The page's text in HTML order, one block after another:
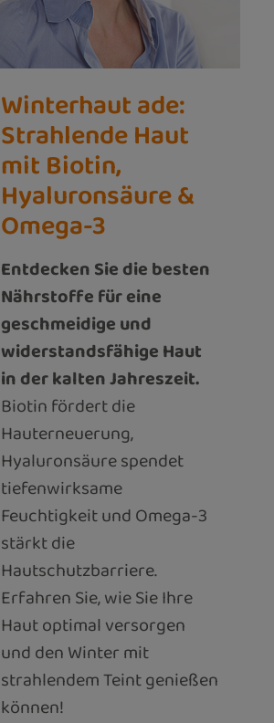
Winterhaut ade:
Strahlende Haut
mit Biotin,
Hyaluronsäure &
Omega-3
Entdecken Sie die besten
Nährstoffe für eine
geschmeidige und
widerstandsfähige Haut
in der kalten Jahreszeit.
Biotin fördert die
Hauterneuerung,
Hyaluronsäure spendet
tiefenwirksame
Feuchtigkeit und Omega-3
stärkt die
Hautschutzbarriere.
Erfahren Sie, wie Sie Ihre
Haut optimal versorgen
und den Winter mit
strahlendem Teint genießen
können!